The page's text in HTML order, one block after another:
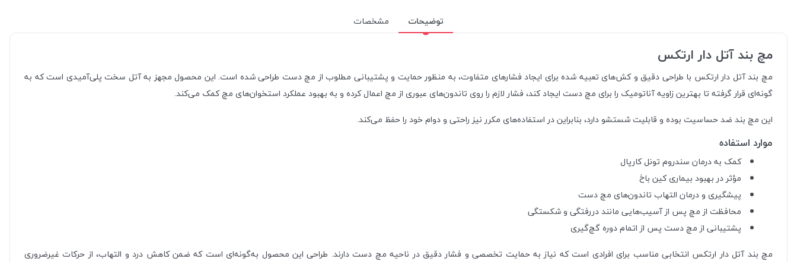
توضیحات مشخصات
مچ بند آتل دار ارتکس
مچ بند آتل دار ارتکس با طراحی دقیق و کش‌های تعبیه شده برای ایجاد فشارهای متفاوت، به منظور حمایت و پشتیبانی مطلوب از مچ دست طراحی شده است. این محصول مجهز به آتل سخت پلی‌آمیدی است که به
گونه‌ای قرار گرفته تا بهترین زاویه آناتومیک را برای مچ دست ایجاد کند، فشار لازم را روی تاندون‌های عبوری از مچ اعمال کرده و به بهبود عملکرد استخوان‌های مچ کمک می‌کند.
این مچ بند ضد حساسیت بوده و قابلیت شستشو دارد، بنابراین در استفاده‌های مکرر نیز راحتی و دوام خود را حفظ می‌کند.
موارد استفاده
کمک به درمان سندروم تونل کارپال
مؤثر در بهبود بیماری کین باخ
پیشگیری و درمان التهاب تاندون‌های مچ دست
محافظت از مچ پس از آسیب‌هایی مانند دررفتگی و شکستگی
پشتیبانی از مچ دست پس از اتمام دوره گچ‌گیری
مچ بند آتل دار ارتکس انتخابی مناسب برای افرادی است که نیاز به حمایت تخصصی و فشار دقیق در ناحیه مچ دست دارند. طراحی این محصول به‌گونه‌ای است که ضمن کاهش درد و التهاب، از حرکات غیرضروری